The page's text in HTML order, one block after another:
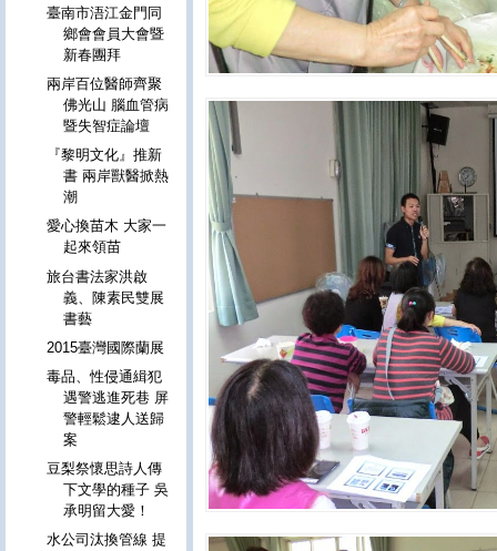
臺南市浯江金門同
鄉會會員大會暨
新春團拜
兩岸百位醫師齊聚
佛光山 腦血管病
暨失智症論壇
『黎明文化』推新
書 兩岸獸醫掀熱
潮
愛心換苗木 大家一
起來領苗
旅台書法家洪啟
義、陳素民雙展
書藝
2015臺灣國際蘭展
毒品、性侵通緝犯
遇警逃進死巷 屏
警輕鬆逮人送歸
案
豆梨祭懷思詩人傳
下文學的種子 吳
承明留大愛！
水公司汰換管線 提